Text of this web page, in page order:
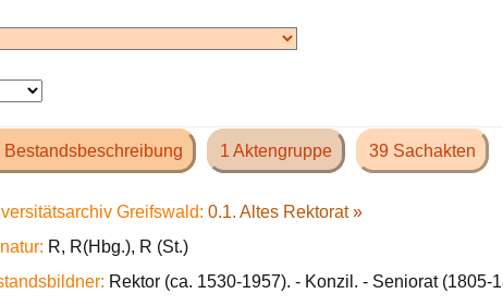
Bestandsbeschreibung 1 Aktengruppe 39 Sachakten
Greifswald: 0.1. Altes Rektorat»
R, R(Hbg.), R (St.)
Rektor (ca. 1530-1957). - Konzil. - Seniorat